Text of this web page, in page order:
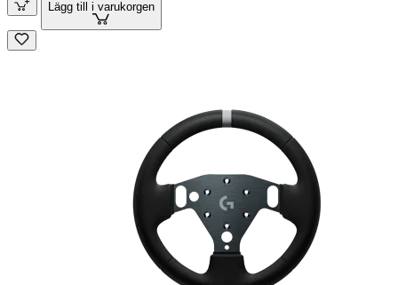
Lägg till i varukorgen